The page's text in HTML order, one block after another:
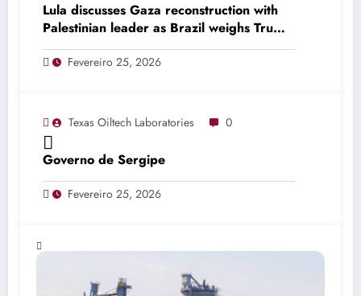
Lula discusses Gaza reconstruction with
Palestinian leader as Brazil weighs Trump
invitation
Fevereiro 25, 2026
Texas Oiltech Laboratories 0
Governo de Sergipe
Fevereiro 25, 2026